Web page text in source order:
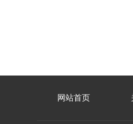
网站首页